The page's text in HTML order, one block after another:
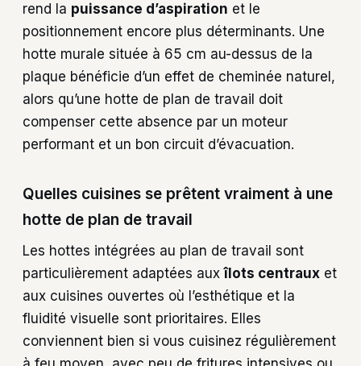
rend la puissance d’aspiration et le
positionnement encore plus déterminants. Une
hotte murale située à 65 cm au-dessus de la
plaque bénéficie d’un effet de cheminée naturel,
alors qu’une hotte de plan de travail doit
compenser cette absence par un moteur
performant et un bon circuit d’évacuation.
Quelles cuisines se prêtent vraiment à une
hotte de plan de travail
Les hottes intégrées au plan de travail sont
particulièrement adaptées auxîlots centraux et
aux cuisines ouvertes où l’esthétique et la
fluidité visuelle sont prioritaires. Elles
conviennent bien si vous cuisinez régulièrement